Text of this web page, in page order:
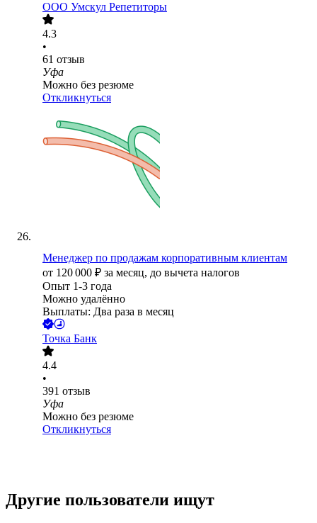
ООО Умскул Репетиторы
4.3
•
61 отзыв
Уфа
Можно без резюме
Откликнуться
Менеджер по продажам корпоративным клиентам
от 120 000 ₽ за месяц, до вычета налогов
Опыт 1-3 года
Можно удалённо
Выплаты: Два раза в месяц
Точка Банк
4.4
•
391 отзыв
Уфа
Можно без резюме
Откликнуться
Другие пользователи ищут